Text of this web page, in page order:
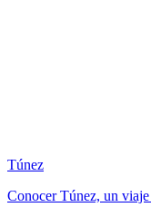
Túnez
Conocer Túnez, un